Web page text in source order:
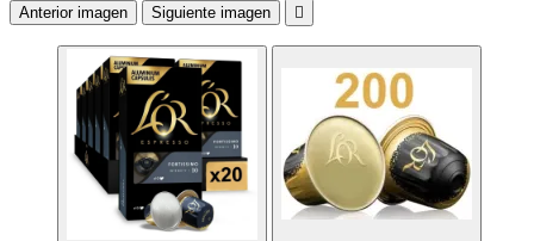
Anterior imagen Siguiente imagen 